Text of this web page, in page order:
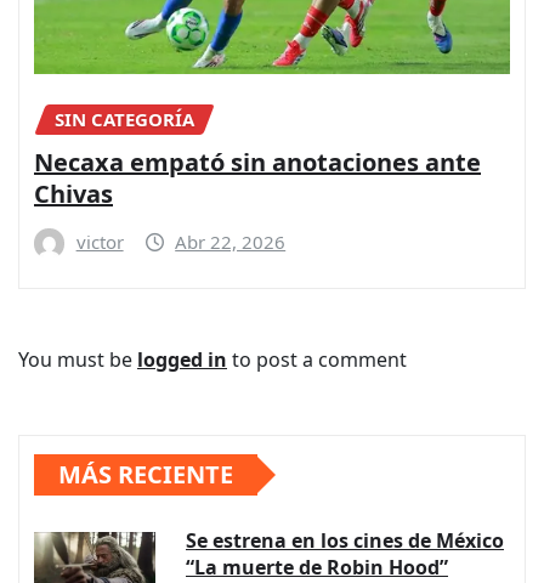
SIN CATEGORÍA
Necaxa empató sin anotaciones ante
Chivas
victor Abr 22, 2026
You must be logged in to post a comment
MÁS RECIENTE
Se estrena en los cines de México
“La muerte de Robin Hood”